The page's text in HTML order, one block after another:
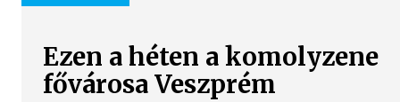
Ezen a héten a komolyzene
fővárosa Veszprém